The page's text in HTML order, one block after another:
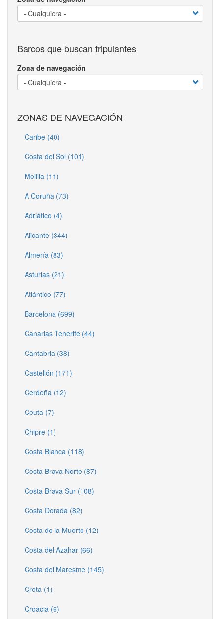
Barcos que buscan tripulantes
Zona de navegación
ZONAS DE NAVEGACIÓN
Caribe (40)
Costa del Sol (101)
Melilla (11)
A Coruña (73)
Adriático (4)
Alicante (344)
Almería (83)
Asturias (21)
Atlántico (77)
Barcelona (699)
Canarias Tenerife (44)
Cantabria (38)
Castellón (171)
Cerdeña (12)
Ceuta (7)
Chipre (1)
Costa Blanca (118)
Costa Brava Norte (87)
Costa Brava Sur (108)
Costa Dorada (82)
Costa de la Muerte (12)
Costa del Azahar (66)
Costa del Maresme (145)
Creta (1)
Croacia (6)